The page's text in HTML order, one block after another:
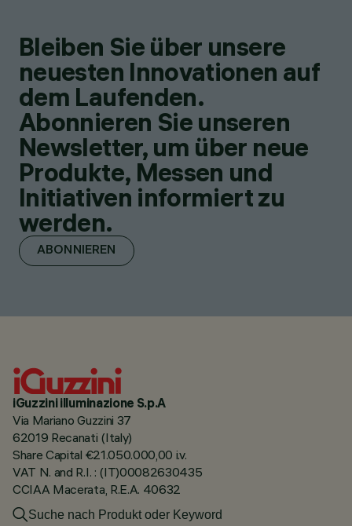
Bleiben Sie über unsere
neuesten Innovationen auf
dem Laufenden.
Abonnieren Sie unseren
Newsletter, um über neue
Produkte, Messen und
Initiativen informiert zu
werden.
ABONNIEREN
iGuzzini illuminazione S.p.A
Via Mariano Guzzini 37
62019 Recanati (Italy)
Share Capital €21.050.000,00 i.v.
VAT N. and R.I. : (IT)00082630435
CCIAA Macerata, R.E.A. 40632